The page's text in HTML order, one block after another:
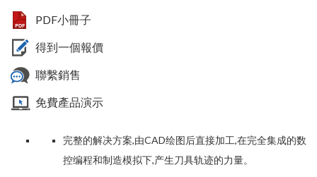
PDF小冊子
得到一個報價
聯繫銷售
免費產品演示
完整的解决方案,由CAD绘图后直接加工,在完全集成的数
控编程和制造模拟下,产生刀具轨迹的力量。